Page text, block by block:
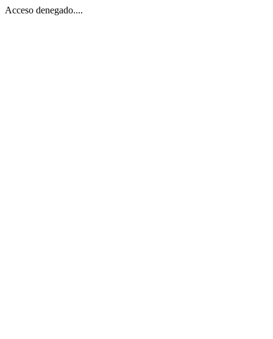
Acceso denegado....